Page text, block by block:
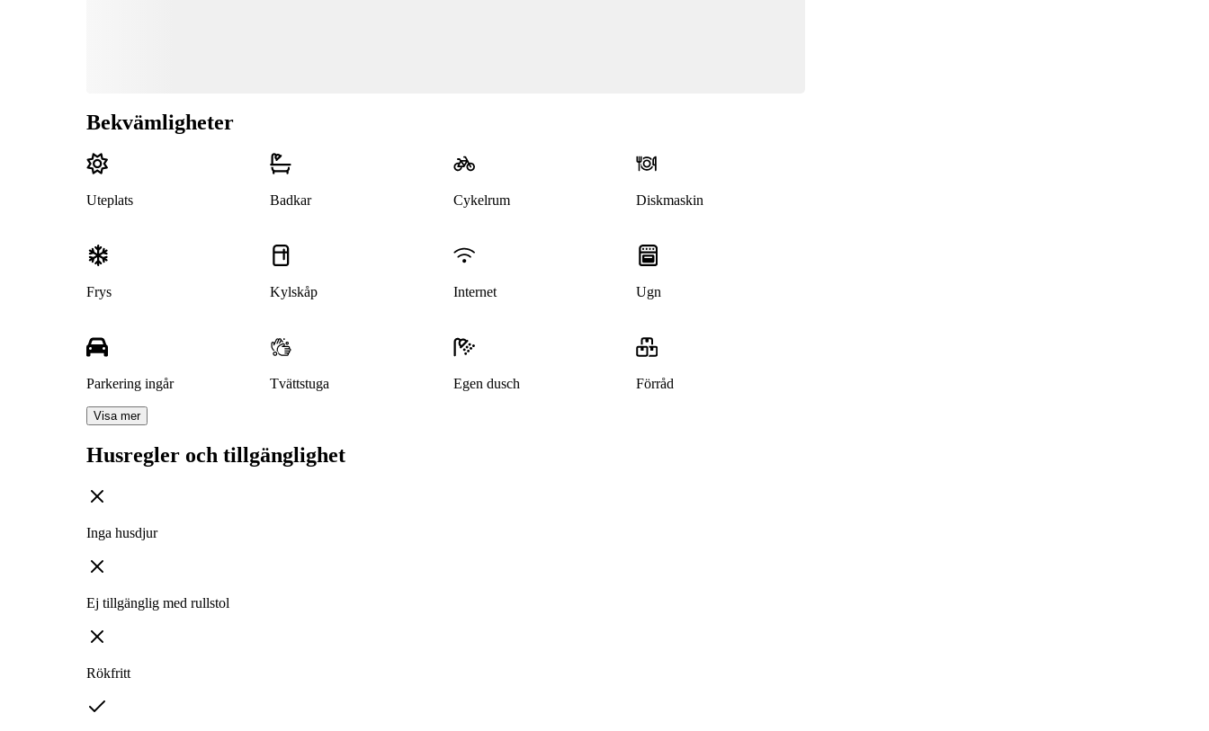
Bekvämligheter
Uteplats Badkar Cykelrum Diskmaskin
Frys Kylskåp Internet Ugn
Parkering ingår Tvättstuga Egen dusch Förråd
Visa mer
Husregler och tillgänglighet
Inga husdjur
Ej tillgänglig med rullstol
Rökfritt